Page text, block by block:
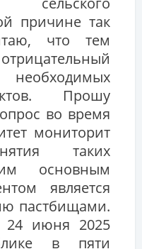
причине так
что тем
Прошу
во время
мониторит
таких
основным
является
пастбищами.
24 июня 2025
в пяти